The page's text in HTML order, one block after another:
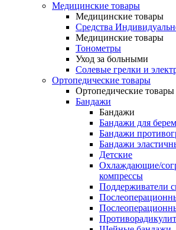
Медицинские товары
Медицинские товары
Средства
Медицинские товары
Тонометры
Уход за больными
Солевые грелки и
Ортопедические товары
Ортопедические товары
Бандажи
Бандажи
Бандажи для
Бандажи
Бандажи
Детские
Охлаждающие/
компрессы
Поддерживатели